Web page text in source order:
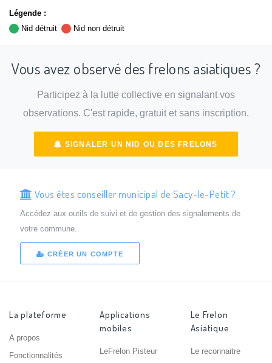
Légende :
Nid détruit
Nid non détruit
Vous avez observé des frelons asiatiques ?
Participez à la lutte collective en signalant vos
observations. C'est rapide, gratuit et sans inscription.
SIGNALER UN NID OU DES FRELONS
Vous êtes conseiller municipal de Sacy-le-Petit ?
Accédez aux outils de suivi et de gestion des signalements de
votre commune.
CRÉER UN COMPTE
La plateforme
A propos
Fonctionnalités
Applications
mobiles
LeFrelon Pisteur
Le Frelon
Asiatique
Le reconnaitre